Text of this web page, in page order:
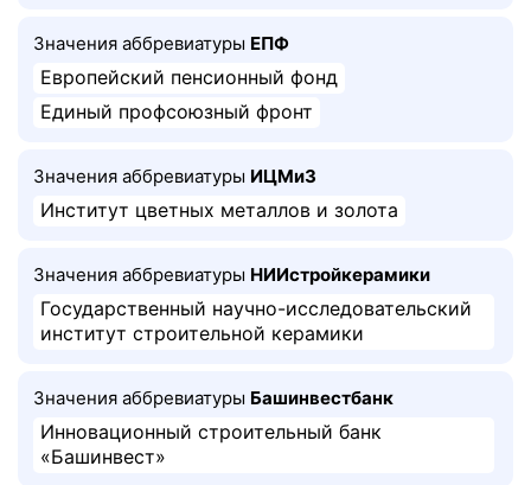
Значения аббревиатуры ЕПФ
Европейский пенсионный фонд
Единый профсоюзный фронт
Значения аббревиатуры ИЦМиЗ
Институт цветных металлов и золота
Значения аббревиатуры НИИстройкерамики
Государственный научно-исследовательский
институт строительной керамики
Значения аббревиатуры Башинвестбанк
Инновационный строительный банк
«Башинвест»